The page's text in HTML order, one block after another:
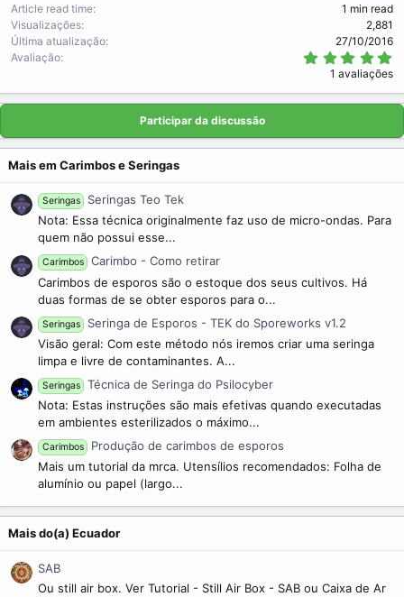
Article read time
1 min read
Visualizações
2,881
Última atualização
27/10/2016
Avaliação
0
0
s
e
(
1 avaliações
Participar da discussão
Mais em Carimbos e Seringas
Seringas
Seringas Teo Tek
Nota: Essa técnica originalmente faz uso de micro-ondas. Para
quem não possui esse...
Carimbos
Carimbo - Como retirar
Carimbos de esporos são o estoque dos seus cultivos. Há
duas formas de se obter esporos para o...
Seringas
Seringa de Esporos - TEK do Sporeworks v1.2
Visão geral: Com este método nós iremos criar uma seringa
limpa e livre de contaminantes. A...
Seringas
Técnica de Seringa do Psilocyber
Nota: Estas instruções são mais efetivas quando executadas
em ambientes esterilizados o máximo...
Carimbos
Produção de carimbos de esporos
Mais um tutorial da mrca. Utensílios recomendados: Folha de
alumínio ou papel (largo...
Mais do(a) Ecuador
SAB
Ou still air box. Ver Tutorial - Still Air Box - SAB ou Caixa de Ar